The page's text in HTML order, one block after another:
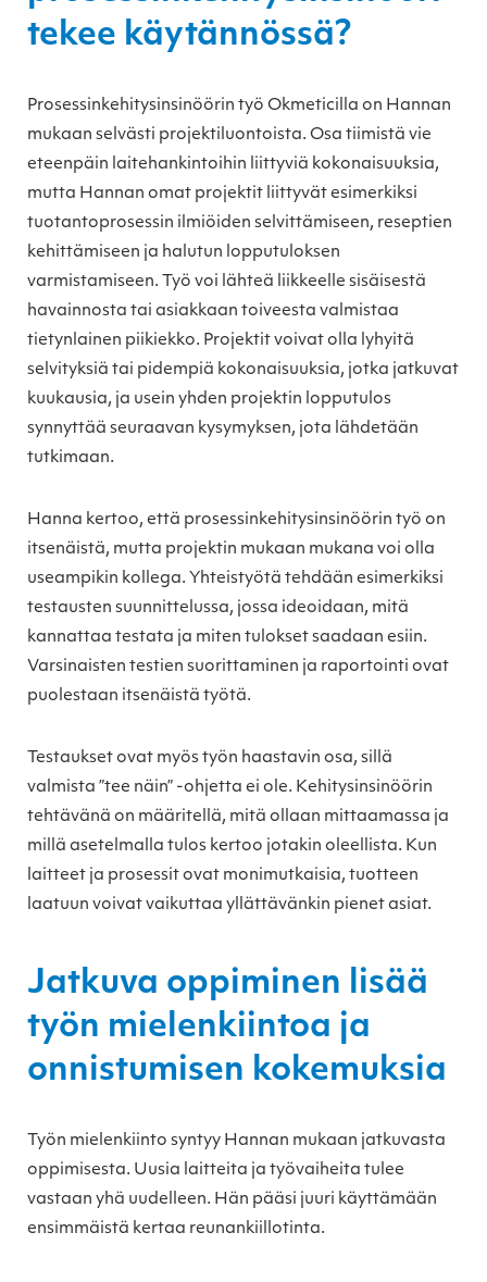
tekee käytännössä?
Prosessinkehitysinsinöörin työ Okmeticilla on Hannan
mukaan selvästi projektiluontoista. Osa tiimistä vie
eteenpäin laitehankintoihin liittyviä kokonaisuuksia,
mutta Hannan omat projektit liittyvät esimerkiksi
tuotantoprosessin ilmiöiden selvittämiseen, reseptien
kehittämiseen ja halutun lopputuloksen
varmistamiseen. Työ voi lähteä liikkeelle sisäisestä
havainnosta tai asiakkaan toiveesta valmistaa
tietynlainen piikiekko. Projektit voivat olla lyhyitä
selvityksiä tai pidempiä kokonaisuuksia, jotka jatkuvat
kuukausia, ja usein yhden projektin lopputulos
synnyttää seuraavan kysymyksen, jota lähdetään
tutkimaan.
Hanna kertoo, että prosessinkehitysinsinöörin työ on
itsenäistä, mutta projektin mukaan mukana voi olla
useampikin kollega. Yhteistyötä tehdään esimerkiksi
testausten suunnittelussa, jossa ideoidaan, mitä
kannattaa testata ja miten tulokset saadaan esiin.
Varsinaisten testien suorittaminen ja raportointi ovat
puolestaan itsenäistä työtä.
Testaukset ovat myös työn haastavin osa, sillä
valmista ”tee näin” -ohjetta ei ole. Kehitysinsinöörin
tehtävänä on määritellä, mitä ollaan mittaamassa ja
millä asetelmalla tulos kertoo jotakin oleellista. Kun
laitteet ja prosessit ovat monimutkaisia, tuotteen
laatuun voivat vaikuttaa yllättävänkin pienet asiat.
Jatkuva oppiminen lisää
työn mielenkiintoa ja
onnistumisen kokemuksia
Työn mielenkiinto syntyy Hannan mukaan jatkuvasta
oppimisesta. Uusia laitteita ja työvaiheita tulee
vastaan yhä uudelleen. Hän pääsi juuri käyttämään
ensimmäistä kertaa reunankiillotinta.